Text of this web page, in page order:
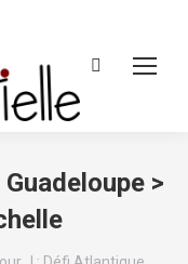
Recherche
>